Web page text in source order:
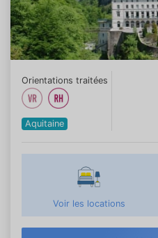
Orientations traitées
Aquitaine
Voir les locations